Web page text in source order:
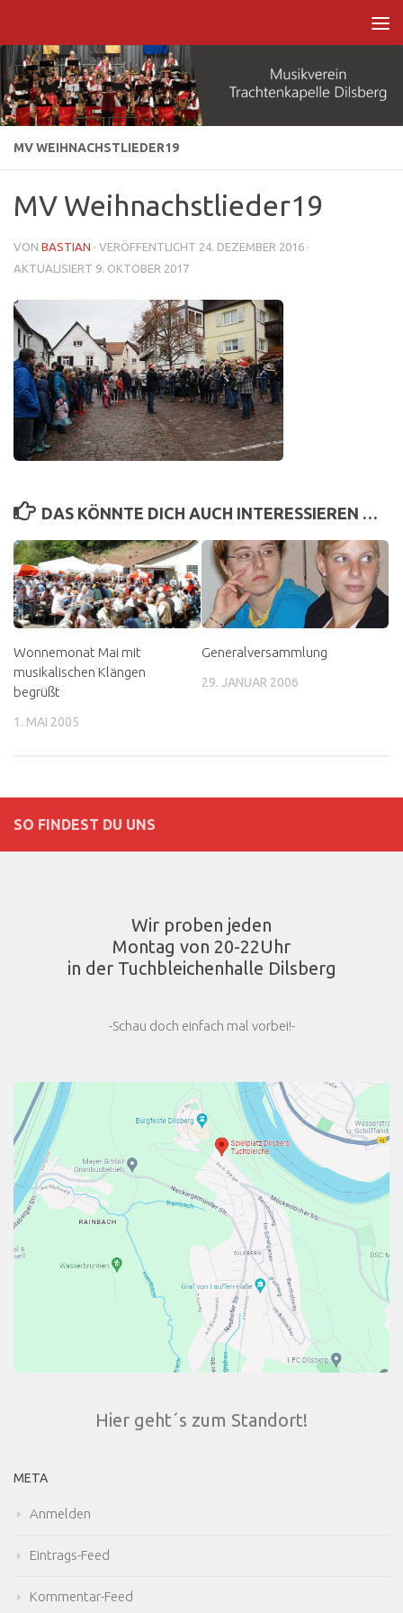
MV WEIHNACHSTLIEDER19
MV Weihnachstlieder19
VON BASTIAN · VERÖFFENTLICHT 24. DEZEMBER 2016 ·
AKTUALISIERT 9. OKTOBER 2017
DAS KÖNNTE DICH AUCH INTERESSIEREN …
Wonnemonat Mai mit
musikalischen Klängen
begrüßt
1. MAI 2005
Generalversammlung
29. JANUAR 2006
SO FINDEST DU UNS
Wir proben jeden
Montag von 20-22Uhr
in der Tuchbleichenhalle Dilsberg
-Schau doch einfach mal vorbei!-
Hier geht´s zum Standort!
META
Anmelden
Eintrags-Feed
Kommentar-Feed